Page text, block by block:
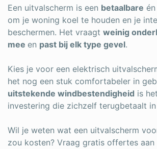
Een uitvalscherm is een betaalbare én
om je woning koel te houden en je
beschermen. Het vraagt weinig
mee en past bij elk type gevel.
Kies je voor een elektrisch
het nog een stuk comfortabeler in
uitstekende windbestendigheid is
investering die zichzelf terugbetaalt
Wil je weten wat een uitvalscherm
zou kosten? Vraag gratis offertes aan